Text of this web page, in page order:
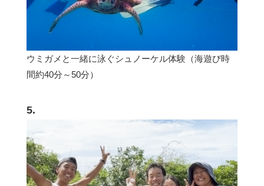
ウミガメと一緒に泳ぐシュノーケル体験（海遊び時
間約40分～50分）
5.